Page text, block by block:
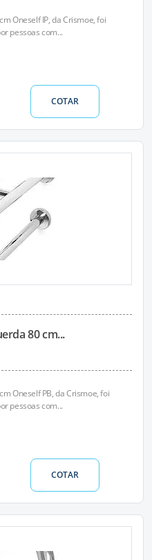
Oneself IP, da Crismoe, foi
pessoas com...
COTAR
80 cm...
Oneself PB, da Crismoe, foi
pessoas com...
COTAR